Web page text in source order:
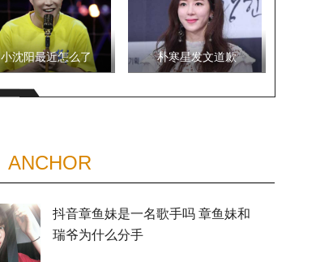
小沈阳最近怎么了 朴寒星发文道歉
ANCHOR
抖音章鱼妹是一名歌手吗 章鱼妹和
瑞爷为什么分手